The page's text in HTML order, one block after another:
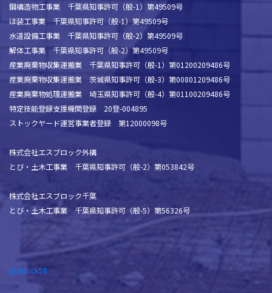
鋼構造物工事業 千葉県知事許可（般-1）第49509号
ほ装工事業 千葉県知事許可（般-1）第49509号
水道設備工事業 千葉県知事許可（般-2）第49509号
解体工事業 千葉県知事許可（般-2）第49509号
産業廃棄物収集運搬業 千葉県知事許可（般-1）第01200209486号
産業廃棄物収集運搬業 茨城県知事許可（般-3）第00801209486号
産業廃棄物処理運搬業 埼玉県知事許可（般-4）第01100209486号
特定技能登録支援機関登録 20登-004895
ストックヤード運営事業者登録 第12000098号
株式会社エスブロック外構
とび・土木工事業 千葉県知事許可（般-2）第053842号
株式会社エスブロック千葉
とび・土木工事業 千葉県知事許可（般-5）第56326号
@sblock58